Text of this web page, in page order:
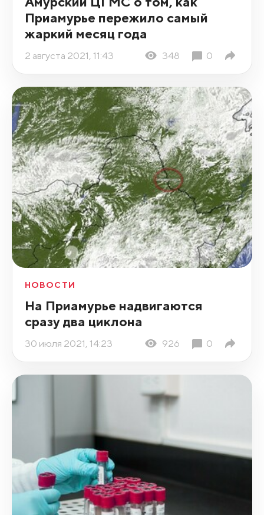
Приамурье пережило самый
жаркий месяц года
2 августа 2021, 11:43 348 0
НОВОСТИ
На Приамурье надвигаются
сразу два циклона
30 июля 2021, 14:23 926 0